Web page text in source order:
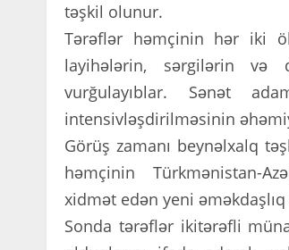
təşkil olunur.
Tərəflər həmçinin hər iki
layihələrin, sərgilərin və
vurğulayıblar. Sənət
intensivləşdirilməsinin
Görüş zamanı beynəlxalq
həmçinin Türkmənistan-
xidmət edən yeni
Sonda tərəflər ikitərəfli